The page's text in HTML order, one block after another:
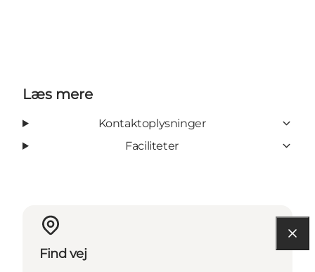
Læs mere
Kontaktoplysninger
Faciliteter
Find vej